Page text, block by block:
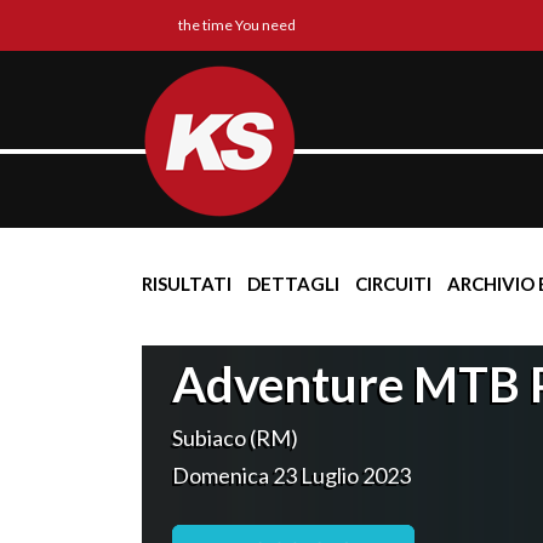
the time You need
RISULTATI DETTAGLI CIRCUITI ARCHIVIO
Adventure MTB
Subiaco (RM)
Domenica 23 Luglio 2023